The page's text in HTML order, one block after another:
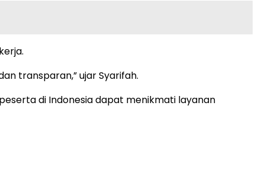
transparan,” ujar Syarifah.
di Indonesia dapat menikmati layanan